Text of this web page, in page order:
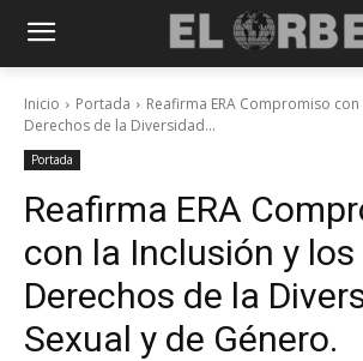
Inicio Portada
Reafirma ERA Compromiso
Derechos de la Diversidad...
Portada
Reafirma ERA
con la Inclusión y los
Derechos de la
Sexual y de Género.